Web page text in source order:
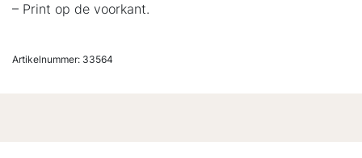
– Print op de voorkant.
Artikelnummer: 33564